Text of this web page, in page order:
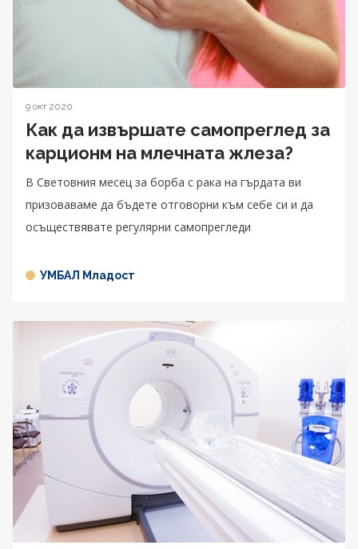
9 окт 2020
Как да извършате самопреглед за
карционм на млечната жлеза?
В Световния месец за борба с рака на гърдата ви
призоваваме да бъдете отговорни към себе си и да
осъществявате регулярни самопрегледи
УМБАЛ Младост